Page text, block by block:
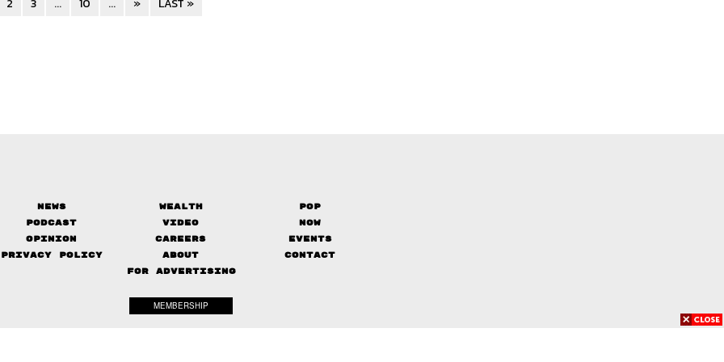
2 3 ... 10 ... » LAST »
News Wealth
Pop
Podcast
Video
Now
Opinion
Careers
Events
Privacy Policy
About
Contact
FOR ADVERTISING
MEMBERSHIP